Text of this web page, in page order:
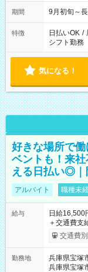
期間 9月初旬～
特徴 日払いOK /
シフト勤務
気になる！
好きな場所で
ベントも！来
える日払い◎｜
アルバイト 職種未
給与
日給16,500
＋交通費支給 ★交通費全額支給！ ★日払いOK！（規定あ
働いたそ
交通費
勤務地
兵庫県宝塚
兵庫県宝塚